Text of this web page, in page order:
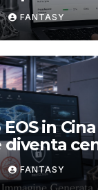
più
FANTASY
in
diventa
3D
FANTASY